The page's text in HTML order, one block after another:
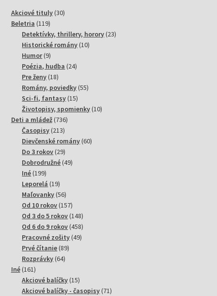
Akciové tituly 3030
Beletria 119119
produktov
Detektívky, thrillery, horory 2323
Historické romány 1010
Humor 99
produktov
Poézia, hudba 2424
Pre ženy 1818
produktov
Romány, poviedky 5555
Sci-fi, fantasy 1515
produktov
Životopisy, spomienky 1010
Deti a mládež 736736
Časopisy 213213
produktov
Dievčenské romány 6060
Do 3 rokov 2929
produktov
Dobrodružné 4949
Iné 199199
produktov
Leporelá 1919
produktov
Maľovanky 5656
produktov
Od 10 rokov 157157
produktov
Od 3 do 5 rokov 148148
produktov
Od 6 do 9 rokov 458458
produktov
Pracovné zošity 4949
Prvé čítanie 8989
Rozprávky 6464
Iné 161161
produktov
Akciové balíčky 1515
produktov
Akciové balíčky - časopisy 7171